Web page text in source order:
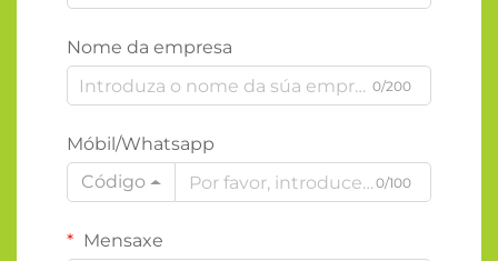
Nome da empresa
0/200
Móbil/Whatsapp
Código
0/100
Mensaxe